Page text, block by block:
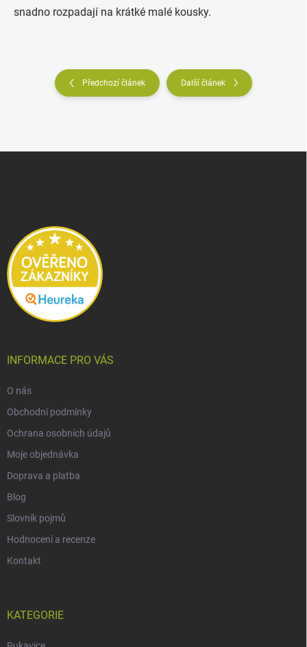
snadno rozpadají na krátké malé kousky.
Předchozí článek Další článek
INFORMACE PRO VÁS
O nás
Obchodní podmínky
Ochrana osobních údajů
Moje objednávka
Doprava a platba
Blog
Slovník pojmů
Hodnocení a recenze
Kontakt
KATEGORIE